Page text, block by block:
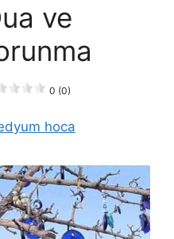
ve
0 (0)
hoca